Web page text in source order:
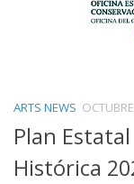
ARTS NEWS
Plan
Histórica